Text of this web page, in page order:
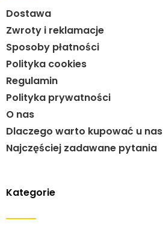
Dostawa
Zwroty i reklamacje
Sposoby płatności
Polityka cookies
Regulamin
Polityka prywatności
O nas
Dlaczego warto kupować u nas
Najczęściej zadawane pytania
Kategorie